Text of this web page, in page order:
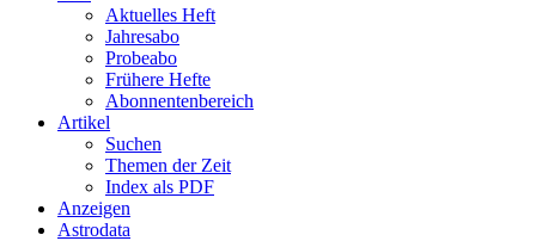
Aktuelles Heft
Jahresabo
Probeabo
Frühere Hefte
Abonnentenbereich
Artikel
Suchen
Themen der Zeit
Index als PDF
Anzeigen
Astrodata